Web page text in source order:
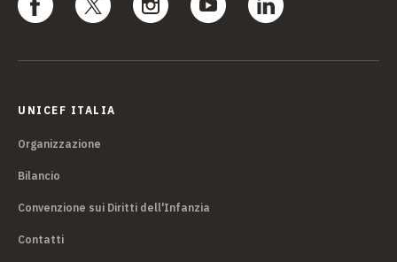
UNICEF ITALIA
Organizzazione
Bilancio
Convenzione sui Diritti dell'Infanzia
Contatti